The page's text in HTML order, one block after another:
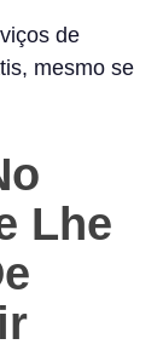
de
mesmo se
Lhe